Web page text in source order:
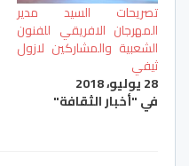
تصريحات السيد مدير
المهرجان الافريقي للفنون
الشعبية والمشاركين لازول
ثيفي
28 يوليو، 2018
في "أخبار الثقافة"